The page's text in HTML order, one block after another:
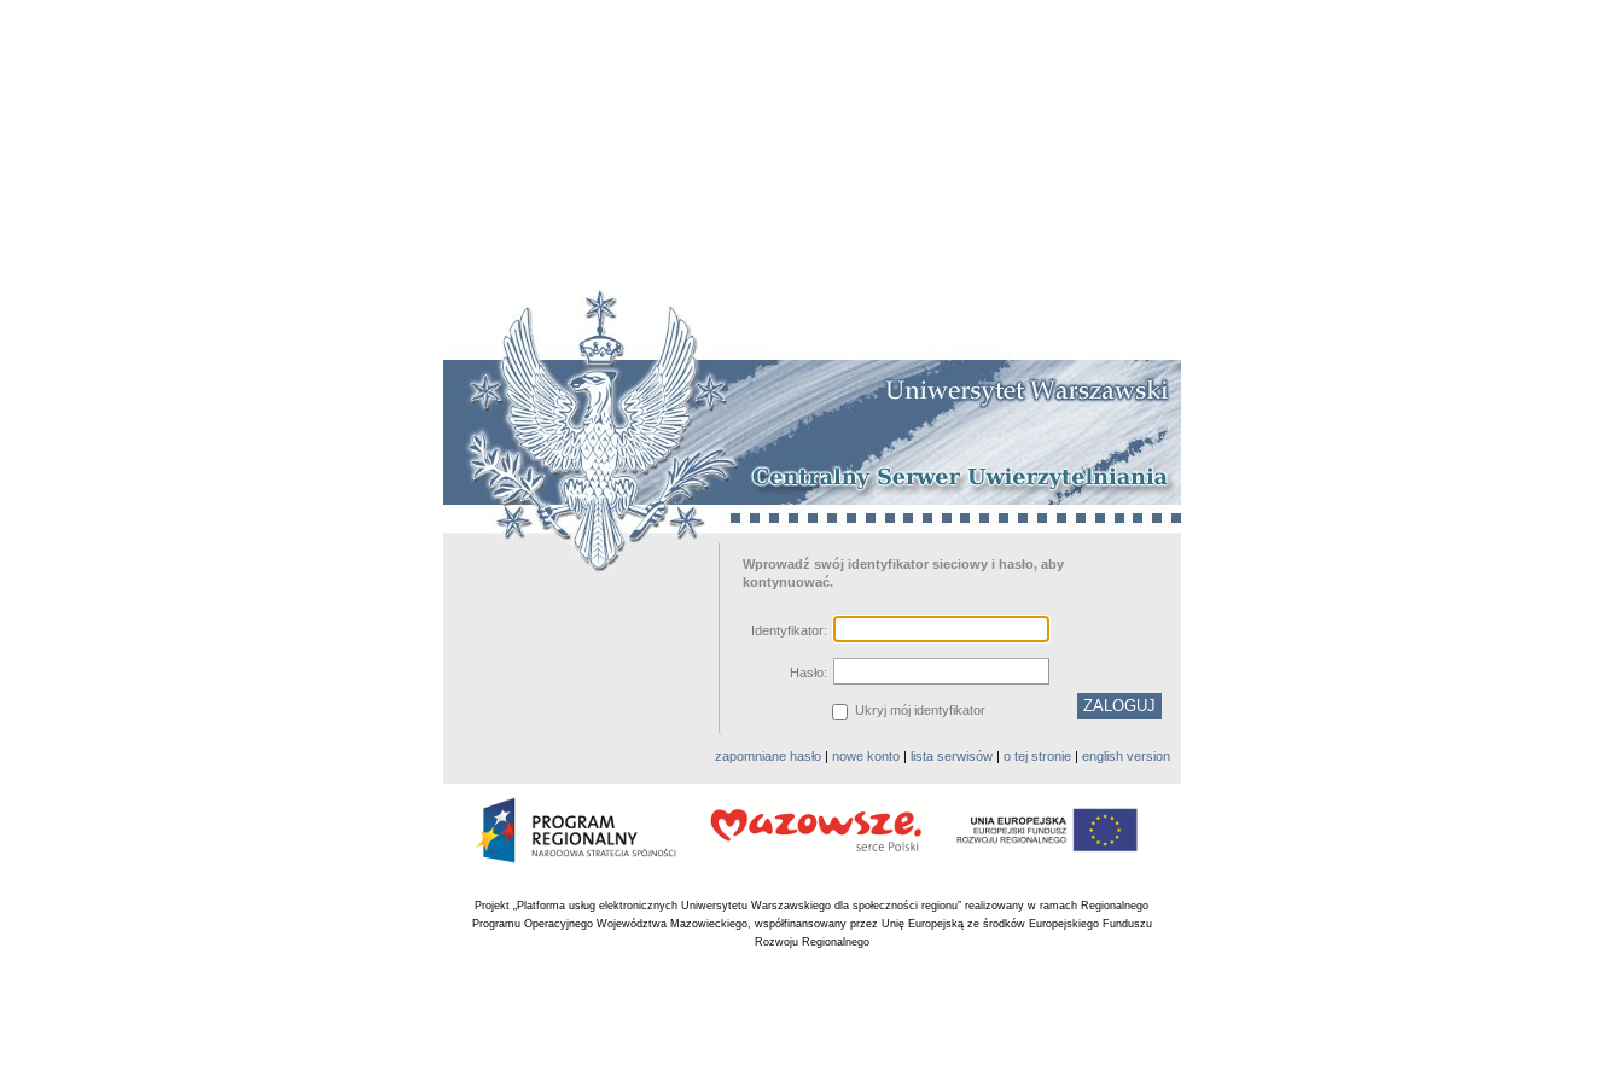
Wprowadź swój identyfikator sieciowy i hasło, aby
kontynuować.
Identyfikator:
Hasło:
Ukryj mój identyfikator
zapomniane hasło| nowe konto| lista serwisów| o tej stronie| english version
Projekt „Platforma usług elektronicznych Uniwersytetu Warszawskiego dla społeczności regionu” realizowany w ramach Regionalnego
Programu Operacyjnego Województwa Mazowieckiego, współfinansowany przez Unię Europejską ze środków Europejskiego Funduszu
Rozwoju Regionalnego